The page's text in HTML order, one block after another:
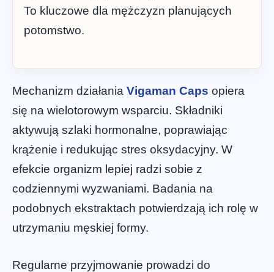
To kluczowe dla mężczyzn planujących
potomstwo.
Mechanizm działania Vigaman Caps opiera
się na wielotorowym wsparciu. Składniki
aktywują szlaki hormonalne, poprawiając
krążenie i redukując stres oksydacyjny. W
efekcie organizm lepiej radzi sobie z
codziennymi wyzwaniami. Badania na
podobnych ekstraktach potwierdzają ich rolę w
utrzymaniu męskiej formy.
Regularne przyjmowanie prowadzi do